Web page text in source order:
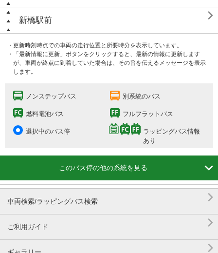
新橋駅前 
・更新時刻時点での車両の走行位置と所要時分を表示しています。
・「最新情報に更新」ボタンをクリックすると、最新の情報に更新します
が、車両が終点に到着していた場合は、その旨を伝えるメッセージを表示
します。
ノンステップバス 別系統のバス
燃料電池バス フルフラットバス
選択中のバス停
ラッピングバス情報
あり
このバス停の他の系統を見る 
車両検索/ラッピングバス検索 
ご利用ガイド 
